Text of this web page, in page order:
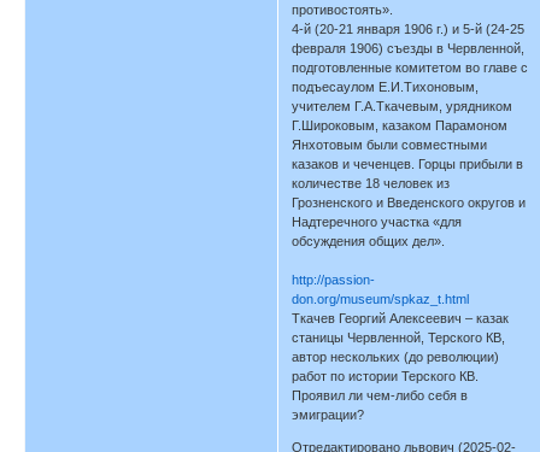
противостоять».
4-й (20-21 января 1906 г.) и 5-й (24-25
февраля 1906) съезды в Червленной,
подготовленные комитетом во главе с
подъесаулом Е.И.Тихоновым,
учителем Г.А.Ткачевым, урядником
Г.Широковым, казаком Парамоном
Янхотовым были совместными
казаков и чеченцев. Горцы прибыли в
количестве 18 человек из
Грозненского и Введенского округов и
Надтеречного участка «для
обсуждения общих дел».
http://passion-
don.org/museum/spkaz_t.html
Ткачев Георгий Алексеевич – казак
станицы Червленной, Терского КВ,
автор нескольких (до революции)
работ по истории Терского КВ.
Проявил ли чем-либо себя в
эмиграции?
Отредактировано львович (2025-02-